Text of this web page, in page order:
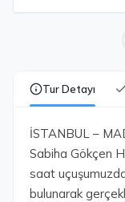
Tur Detayı
İSTANBUL –
Sabiha Gökçen
saat
bulunarak